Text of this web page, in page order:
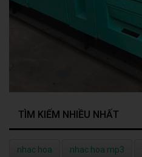
TÌM KIẾM NHIỀU NHẤT
nhac hoa nhac hoa mp3